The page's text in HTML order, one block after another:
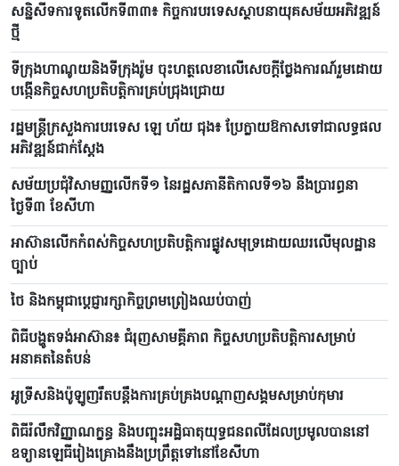
សន្និសីទការទូតលើកទី៣៣៖ កិច្ចការបរទេសស្ថាបនាយុគសម័យអភិវឌ្ឍន៍
ថ្មី
ទីក្រុងហាណូយនិងទីក្រុងរ៉ូម ចុះហត្ថលេខាលើសេចក្តីថ្លែងការណ៍រួមដោយ
បង្កើនកិច្ចសហប្រតិបត្តិការគ្រប់ជ្រុងជ្រោយ
រដ្ឋមន្ត្រីក្រសួងការបរទេស ឡេ ហ័យ ជុង៖ ប្រែក្លាយឱកាសទៅជាលទ្ធផល
អភិវឌ្ឍន៍ជាក់ស្តែង
សម័យប្រជុំវិសាមញ្ញលើកទី១ នៃរដ្ឋសភានីតិកាលទី១៦ នឹងប្រារព្ធនា
ថ្ងៃទី៣ ខែសីហា
អាស៊ានលើកកំពស់កិច្ចសហប្រតិបត្តិការផ្លូវសមុទ្រដោយឈរលើមុលដ្ឋាន
ច្បាប់
ថៃ និងកម្ពុជាប្តេជ្ញារក្សាកិច្ចព្រមព្រៀងឈប់បាញ់
ពិធីបង្ហូតទង់អាស៊ាន៖ ជំរុញសាមគ្គីភាព កិច្ចសហប្រតិបត្តិការសម្រាប់
អនាគតនៃតំបន់
អូទ្រីសនិងប៉ូឡូញរឹតបន្តឹងការគ្រប់គ្រងបណ្តាញសង្គមសម្រាប់កុមារ
ពិធីរំលឹកវិញ្ញាណក្ខន្ធ និងបញ្ចុះអដ្ឋិធាតុយុទ្ធជនពលីដែលប្រមូលបាននៅ
ឧទ្យានឡេធីរៀងគ្រោងនឹងប្រព្រឹត្តទៅនៅខែសីហា